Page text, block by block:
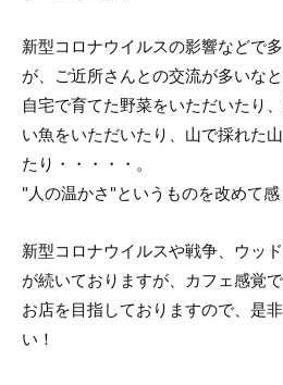
新型コロナウイルスの影響などで
が、ご近所さんとの交流が多いなと
自宅で育てた野菜をいただいたり
い魚をいただいたり、山で採れた
たり・・・・・。
"人の温かさ"というものを改めて感
新型コロナウイルスや戦争、ウッ
が続いておりますが、カフェ感覚
お店を目指しておりますので、是
い！